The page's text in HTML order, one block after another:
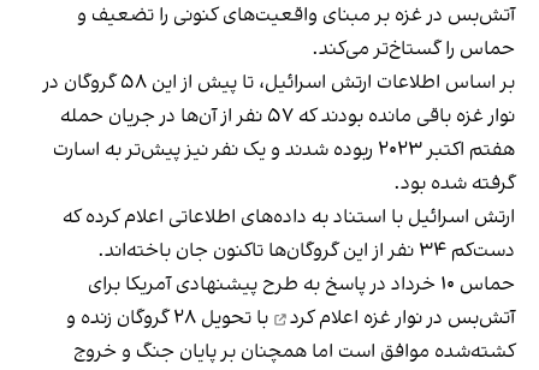
آتش‌بس در غزه بر مبنای واقعیت‌های کنونی را تضعیف و
حماس را گستاخ‌تر می‌کند.
بر اساس اطلاعات ارتش اسرائیل، تا پیش از این ۵۸ گروگان در
نوار غزه باقی مانده‌ بودند که ۵۷ نفر از آن‌ها در جریان حمله
هفتم اکتبر ۲۰۲۳ ربوده شدند و یک نفر نیز پیش‌تر به اسارت
گرفته شده بود.
ارتش اسرائیل با استناد به داده‌های اطلاعاتی اعلام کرده که
دست‌کم ۳۴ نفر از این گروگان‌ها تاکنون جان باخته‌اند.
حماس ۱۰ خرداد در پاسخ به طرح پیشنهادی آمریکا برای
آتش‌بس در نوار غزه اعلام کرد
با تحویل ۲۸ گروگان زنده و
کشته‌شده موافق است اما همچنان بر پایان جنگ و خروج